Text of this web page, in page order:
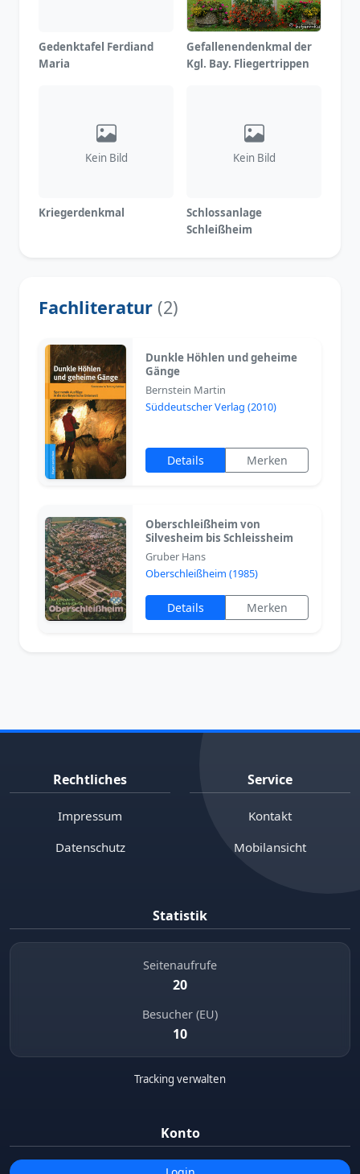
Gedenktafel Ferdiand
Maria
Gefallenendenkmal der
Kgl. Bay. Fliegertrippen
Kein Bild
Kriegerdenkmal
Kein Bild
Schlossanlage
Schleißheim
Fachliteratur (2)
Dunkle Höhlen und geheime
Gänge
Bernstein Martin
Süddeutscher Verlag (2010)
Details Merken
Oberschleißheim von
Silvesheim bis Schleissheim
Gruber Hans
Oberschleißheim (1985)
Details Merken
Rechtliches
Impressum
Datenschutz
Service
Kontakt
Mobilansicht
Statistik
Seitenaufrufe
20
Besucher (EU)
10
Tracking verwalten
Konto